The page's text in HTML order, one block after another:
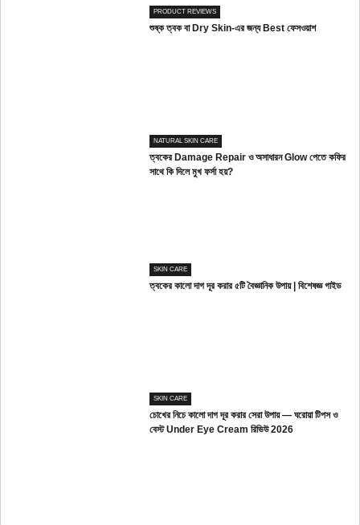
PRODUCT REVIEWS
শুষ্ক ত্বক বা Dry Skin-এর জন্য Best ফেসওয়াশ
NATURAL SKIN CARE
ত্বকের Damage Repair ও অসাধারন Glow পেতে কফির
সাথে কি দিলে মুখ ফর্সা হয়?
SKIN CARE
ত্বকের কালো দাগ দূর করার ৫টি বৈজ্ঞানিক উপায় | বিশেষজ্ঞ গাইড
SKIN CARE
চোখের নিচে কালো দাগ দূর করার সেরা উপায় — ঘরোয়া টিপস ও
বেস্ট Under Eye Cream রিভিউ 2026